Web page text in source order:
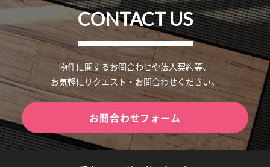
CONTACT US
物件に関するお問合わせや法人契約等、
お気軽にリクエスト・お問合わせください。
お問合わせフォーム